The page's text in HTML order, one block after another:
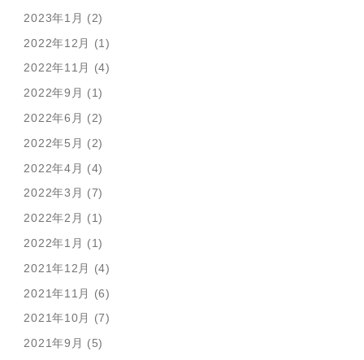
2023年1月 (2)
2022年12月 (1)
2022年11月 (4)
2022年9月 (1)
2022年6月 (2)
2022年5月 (2)
2022年4月 (4)
2022年3月 (7)
2022年2月 (1)
2022年1月 (1)
2021年12月 (4)
2021年11月 (6)
2021年10月 (7)
2021年9月 (5)